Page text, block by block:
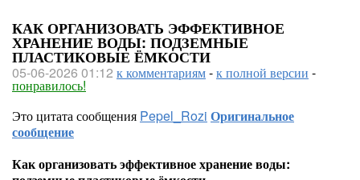
КАК ОРГАНИЗОВАТЬ ЭФФЕКТИВНОЕ
ХРАНЕНИЕ ВОДЫ: ПОДЗЕМНЫЕ
ПЛАСТИКОВЫЕ ЁМКОСТИ
05-06-2026 01:12 к комментариям-к полной версии -
понравилось!
Это цитата сообщения Pepel_Rozi Оригинальное
сообщение
Как организовать эффективное хранение воды: